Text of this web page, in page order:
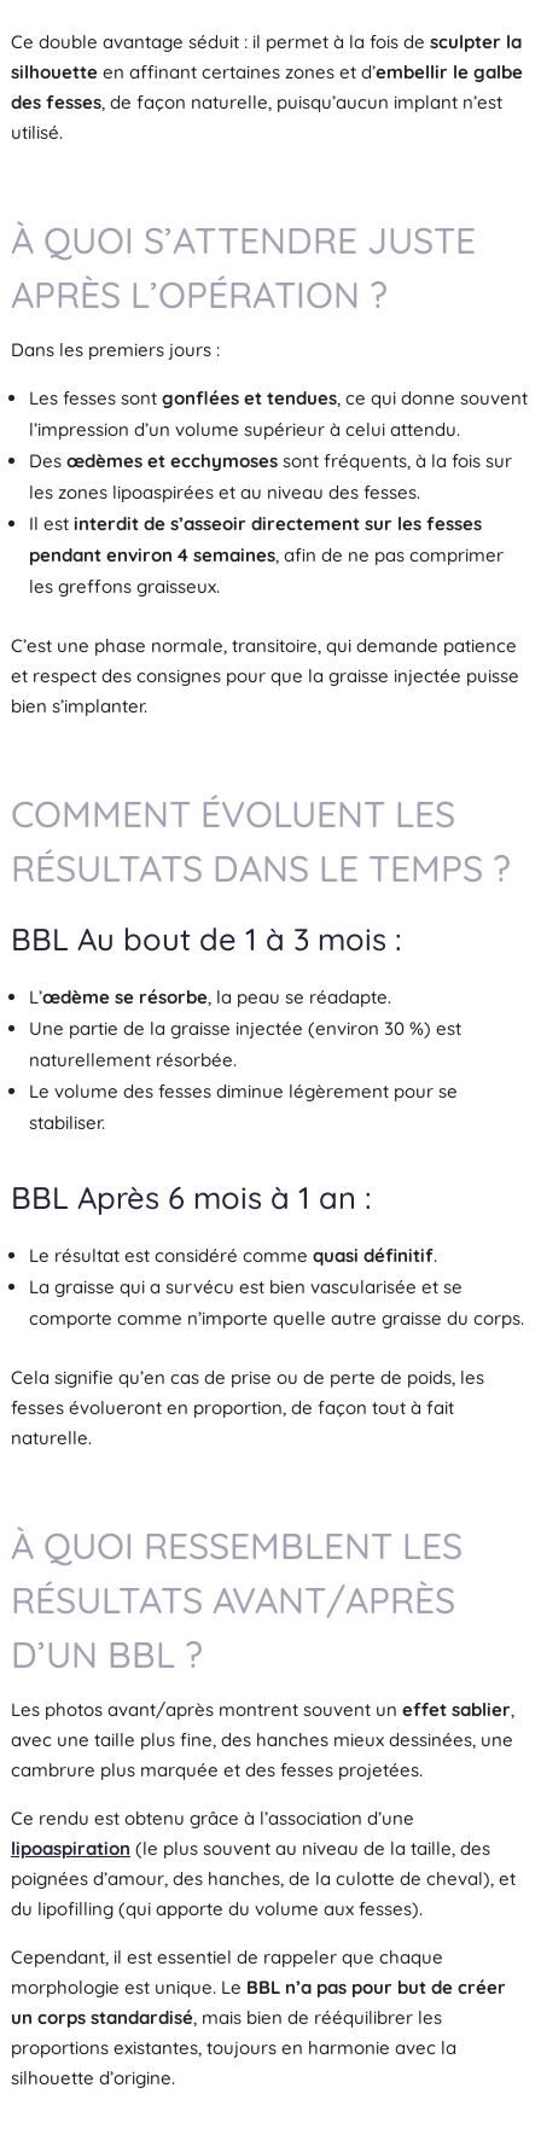
Ce double avantage séduit : il permet à la fois de sculpter la
silhouetteen affinant certaines zones et d’embellir le galbe
des fesses, de façon naturelle, puisqu’aucun implant n’est
utilisé.
À QUOI S’ATTENDRE JUSTE
APRÈS L’OPÉRATION ?
Dans les premiers jours :
Les fesses sont gonflées et tendues, ce qui donne souvent
l’impression d’un volume supérieur à celui attendu.
Des œdèmes et ecchymosessont fréquents, à la fois sur
les zones lipoaspirées et au niveau des fesses.
Il est interdit de s’asseoir directement sur les fesses
pendant environ 4 semaines, afin de ne pas comprimer
les greffons graisseux.
C’est une phase normale, transitoire, qui demande patience
et respect des consignes pour que la graisse injectée puisse
bien s’implanter.
COMMENT ÉVOLUENT LES
RÉSULTATS DANS LE TEMPS ?
BBL Au bout de 1 à 3 mois :
L’œdème se résorbe, la peau se réadapte.
Une partie de la graisse injectée (environ 30 %) est
naturellement résorbée.
Le volume des fesses diminue légèrement pour se
stabiliser.
BBL Après 6 mois à 1 an :
Le résultat est considéré comme quasi définitif.
La graisse qui a survécu est bien vascularisée et se
comporte comme n’importe quelle autre graisse du corps.
Cela signifie qu’en cas de prise ou de perte de poids, les
fesses évolueront en proportion, de façon tout à fait
naturelle.
À QUOI RESSEMBLENT LES
RÉSULTATS AVANT/APRÈS
D’UN BBL ?
Les photos avant/après montrent souvent un effet sablier,
avec une taille plus fine, des hanches mieux dessinées, une
cambrure plus marquée et des fesses projetées.
Ce rendu est obtenu grâce à l’association d’une
lipoaspiration (le plus souvent au niveau de la taille, des
poignées d’amour, des hanches, de la culotte de cheval), et
du lipofilling (qui apporte du volume aux fesses).
Cependant, il est essentiel de rappeler que chaque
morphologie est unique. Le BBL n’a pas pour but de créer
un corps standardisé, mais bien de rééquilibrer les
proportions existantes, toujours en harmonie avec la
silhouette d’origine.